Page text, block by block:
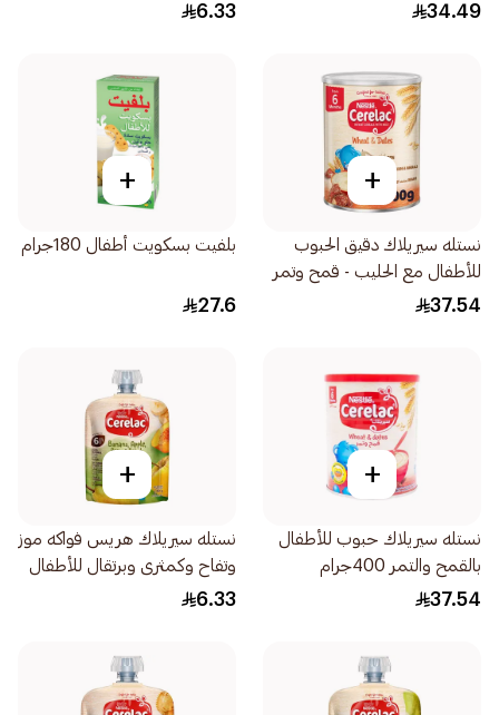
34.49
6.33
+
نستله سيريلاك دقيق الحبوب
للأطفال مع الحليب - قمح وتمر
400جرام
37.54
+
بلفيت بسكويت أطفال 180جرام
27.6
+
نستله سيريلاك حبوب للأطفال
بالقمح والتمر 400جرام
37.54
+
نستله سيريلاك هريس فواكه موز
وتفاح وكمثرى وبرتقال للأطفال
من 6 شهور 90جرام
6.33